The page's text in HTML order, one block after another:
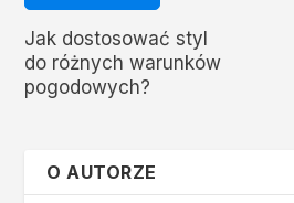
Jak dostosować styl
do różnych warunków
pogodowych?
O AUTORZE